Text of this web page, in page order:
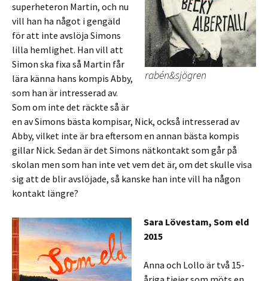
rabén&sjögren
superheteron Martin, och nu
vill han ha något i gengäld
för att inte avslöja Simons
lilla hemlighet. Han vill att
Simon ska fixa så Martin får
lära känna hans kompis Abby,
som han är intresserad av.
Som om inte det räckte så är
en av Simons bästa kompisar, Nick, också intresserad av
Abby, vilket inte är bra eftersom en annan bästa kompis
gillar Nick. Sedan är det Simons nätkontakt som går på
skolan men som han inte vet vem det är, om det skulle visa
sig att de blir avslöjade, så kanske han inte vill ha någon
kontakt längre?
Sara Lövestam, Som eld
2015
Anna och Lollo är två 15-